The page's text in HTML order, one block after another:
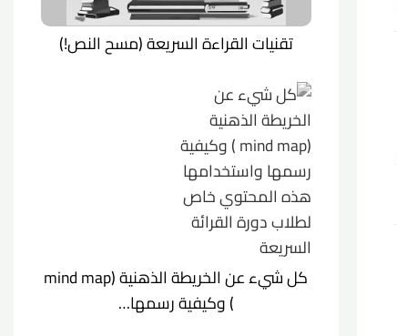
تقنيات القراءة السريعة (مسح النص!)
كل شيء عن الخريطة الذهنية (mind map
) وكيفية رسمها…